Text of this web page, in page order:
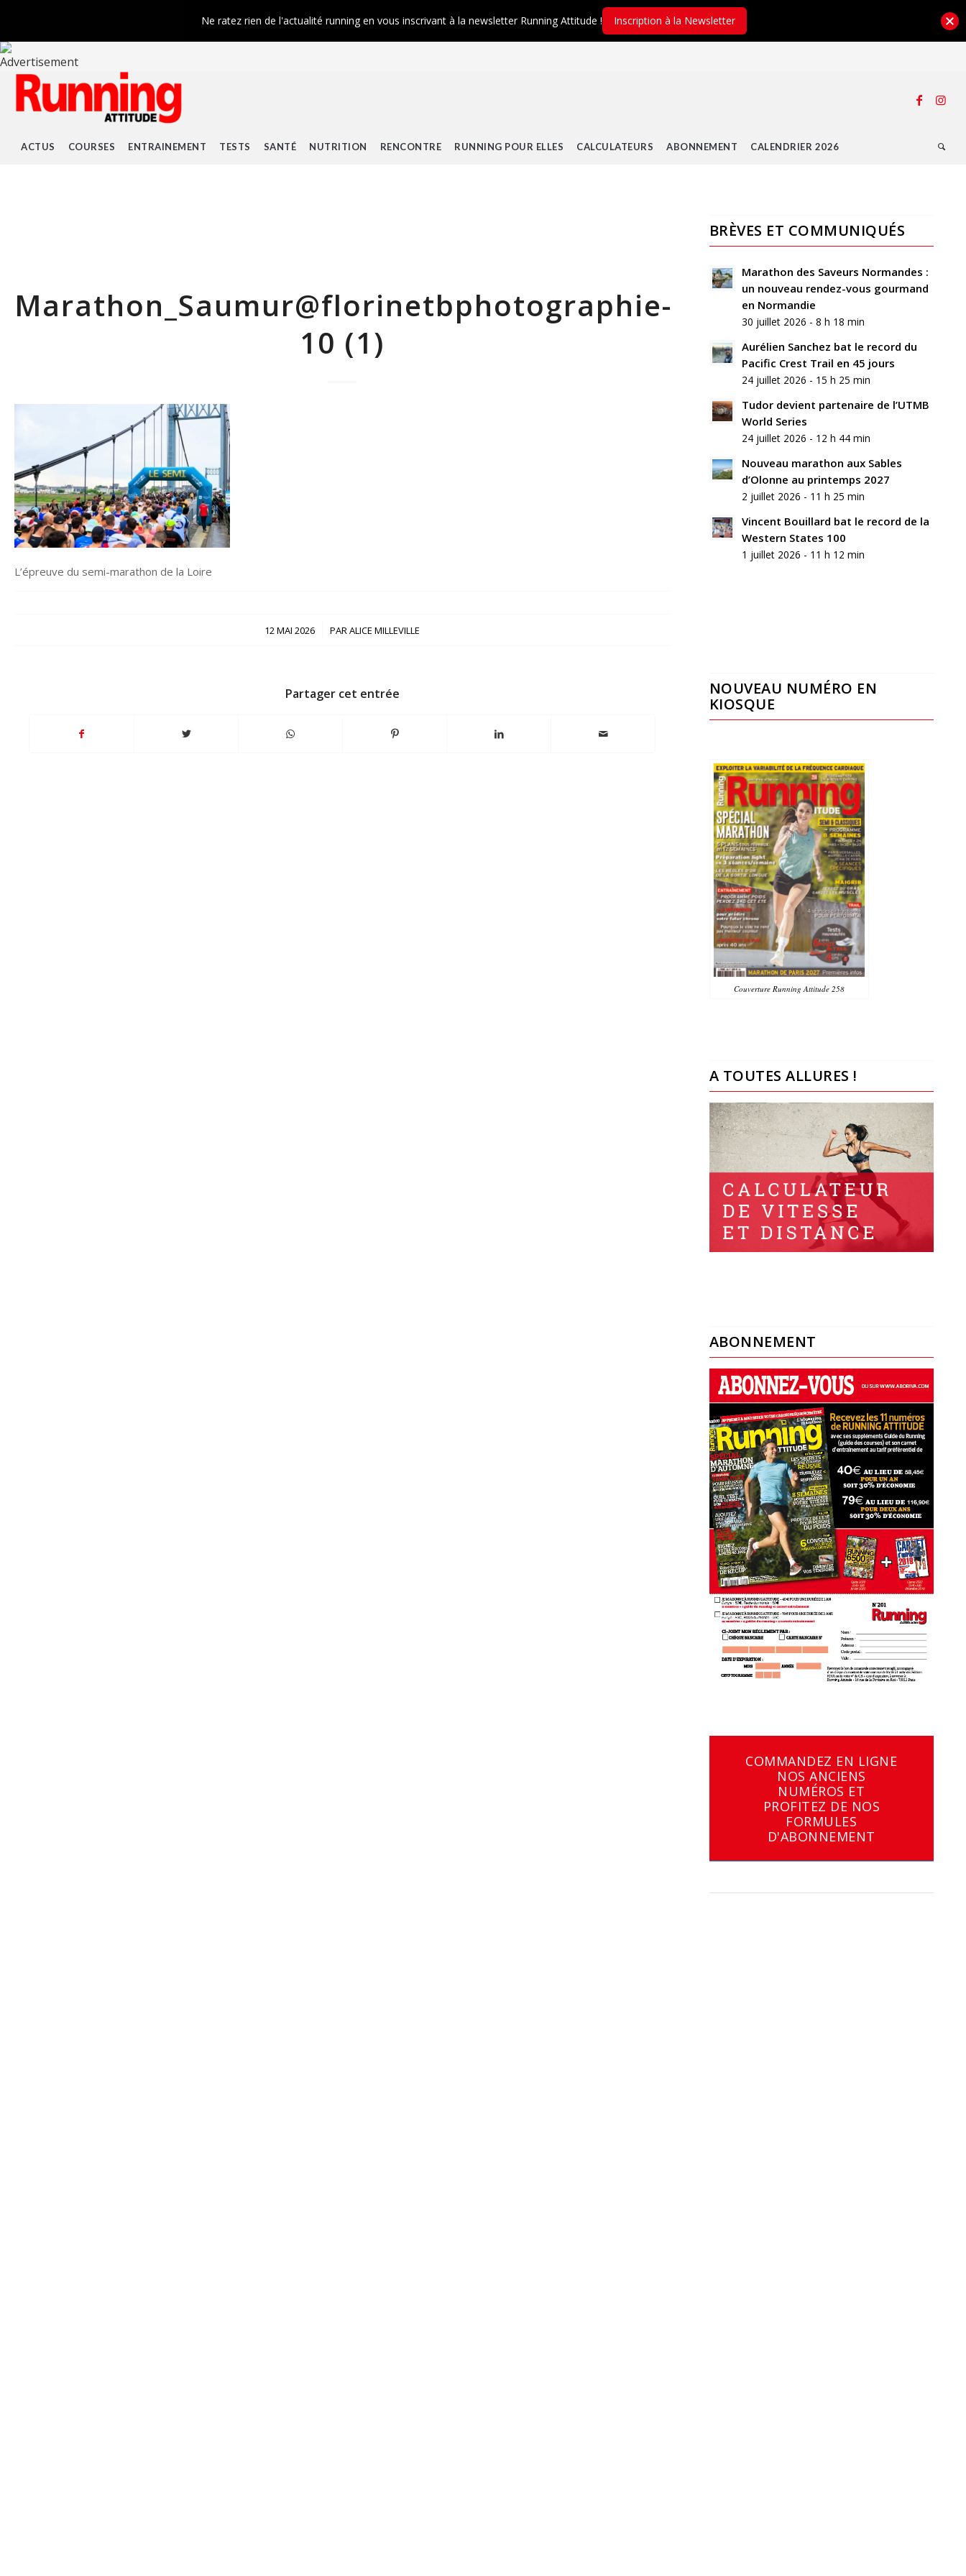
ACTUS COURSES ENTRAINEMENT TESTS SANTÉ NUTRITION RENCONTRE RUNNING POUR ELLES CALCULATEURS ABONNEMENT CALENDRIER 2026
Marathon_Saumur@florinetbphotographie-
10 (1)
L’épreuve du semi-marathon de la Loire
12 MAI 2026
/ PARALICE MILLEVILLE
Partager cet entrée
BRÈVES ET COMMUNIQUÉS
Marathon des Saveurs Normandes :
un nouveau rendez-vous gourmand
en Normandie
30 juillet 2026 - 8 h 18 min
Aurélien Sanchez bat le record du
Pacific Crest Trail en 45 jours
24 juillet 2026 - 15 h 25 min
Tudor devient partenaire de l’UTMB
World Series
24 juillet 2026 - 12 h 44 min
Nouveau marathon aux Sables
d’Olonne au printemps 2027
2 juillet 2026 - 11 h 25 min
Vincent Bouillard bat le record de la
Western States 100
1 juillet 2026 - 11 h 12 min
NOUVEAU NUMÉRO EN
KIOSQUE
Couverture Running Attitude 258
A TOUTES ALLURES !
ABONNEMENT
COMMANDEZ EN LIGNE
NOS ANCIENS
NUMÉROS ET
PROFITEZ DE NOS
FORMULES
D'ABONNEMENT
Ne ratez rien de l'actualité running en vous inscrivant à la newsletter Running Attitude ! Inscription à la Newsletter